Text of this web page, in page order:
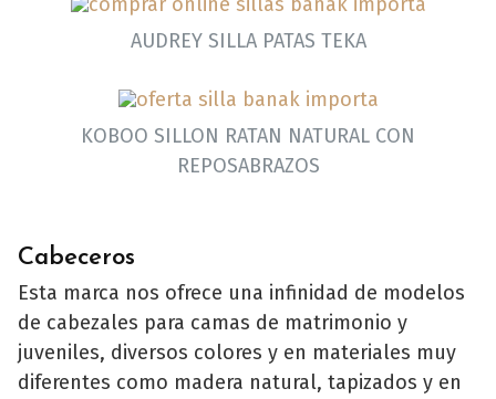
AUDREY SILLA PATAS TEKA
KOBOO SILLON RATAN NATURAL CON
REPOSABRAZOS
Cabeceros
Esta marca nos ofrece una infinidad de modelos
de cabezales para camas de matrimonio y
juveniles, diversos colores y en materiales muy
diferentes como madera natural, tapizados y en